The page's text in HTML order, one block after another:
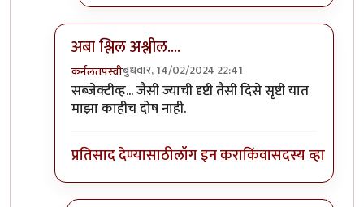
अबा श्लिल अश्लील....
कर्नलतपस्वीबुधवार, 14/02/2024 22:41
In reply toश्शी! किती अश्लील लिहीतातbyअमरेंद्र बाहुबली
सब्जेक्टीव्ह... जैसी ज्याची दृष्टी तैसी दिसे सृष्टी यात
माझा काहीच दोष नाही.
प्रतिसाद देण्यासाठीलॉग इन कराकिंवासदस्य व्हा